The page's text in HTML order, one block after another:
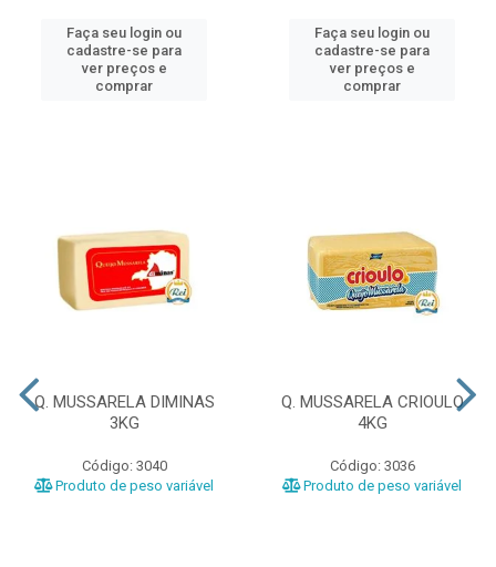
Faça seu login ou
cadastre-se para
ver preços e
comprar
Faça seu login ou
cadastre-se para
ver preços e
comprar
Q. MUSSARELA DIMINAS
3KG
Código: 3040
Produto de peso variável
Q. MUSSARELA CRIOULO
4KG
Código: 3036
Produto de peso variável